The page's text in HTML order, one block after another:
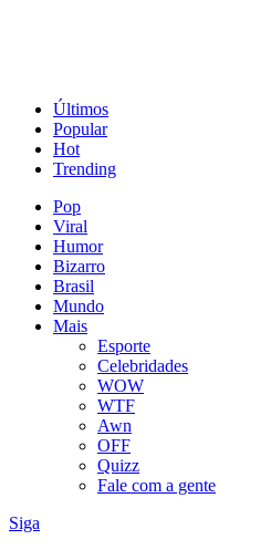
Últimos
Popular
Hot
Trending
Pop
Viral
Humor
Bizarro
Brasil
Mundo
Mais
Esporte
Celebridades
WOW
WTF
Awn
OFF
Quizz
Fale com a gente
Siga